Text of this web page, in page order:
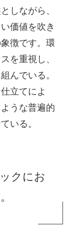
しながら、
価値を吹き
徴です。環
を重視し、
んでいる。
立てによ
うな普遍的
いる。
クにお